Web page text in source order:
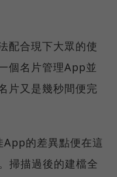
配合現下大眾的使
個名片管理App並
片又是幾秒間便完
的差異點便在這
掃描過後的建檔全